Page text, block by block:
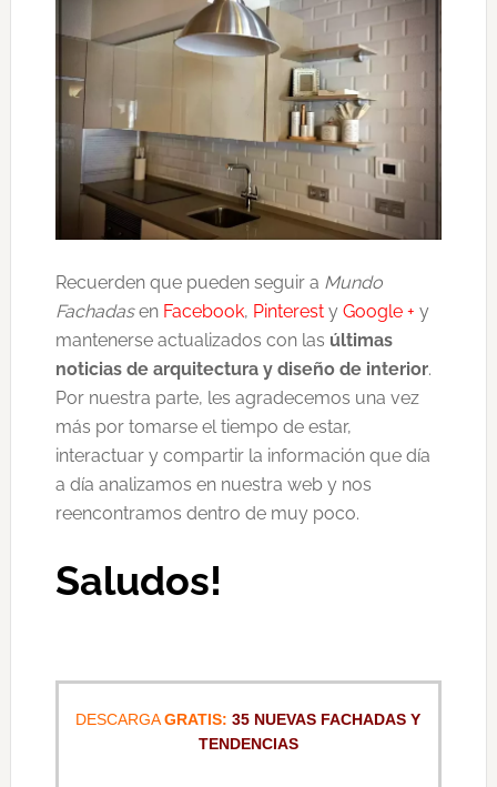
Recuerden que pueden seguir a Mundo
Fachadasen Facebook, Pinteresty Google + y
mantenerse actualizados con las últimas
noticias de arquitectura y diseño de interior.
Por nuestra parte, les agradecemos una vez
más por tomarse el tiempo de estar,
interactuar y compartir la información que día
a día analizamos en nuestra web y nos
reencontramos dentro de muy poco.
Saludos!
DESCARGAGRATIS: 35 NUEVAS FACHADAS Y
TENDENCIAS